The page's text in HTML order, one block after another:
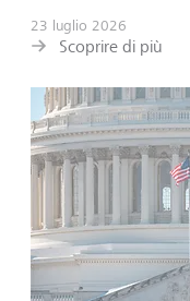
23 luglio 2026
Scoprire di più